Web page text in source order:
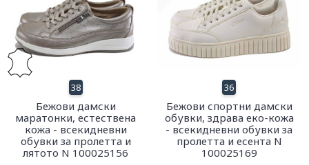
38
Бежови дамски
маратонки, естествена
кожа - всекидневни
обувки за пролетта и
лятото N 100025156
36
Бежови спортни дамски
обувки, здрава еко-кожа
- всекидневни обувки за
пролетта и есента N
100025169